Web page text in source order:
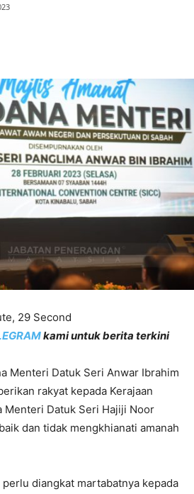
29 Second
kami untuk berita terkini
Menteri Datuk Seri Anwar Ibrahim
rakyat kepada Kerajaan
Menteri Datuk Seri Hajiji Noor
dan tidak mengkhianati amanah
diangkat martabatnya kepada